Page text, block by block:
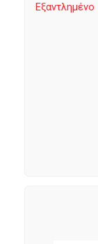
Εξαντλημένο